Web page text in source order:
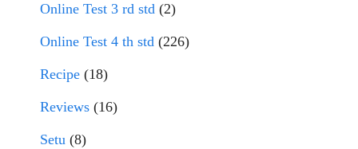
Online Test 3 rd std (2)
Online Test 4 th std (226)
Recipe (18)
Reviews (16)
Setu (8)